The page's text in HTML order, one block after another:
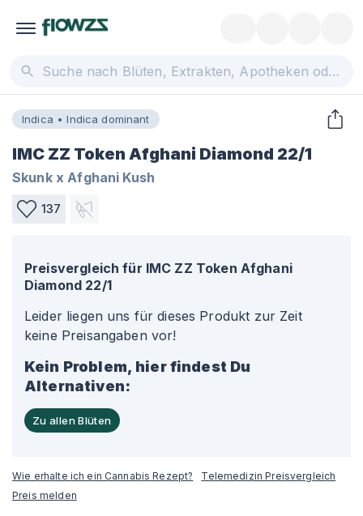
Indica • Indica dominant
IMC ZZ Token Afghani Diamond 22/1
Skunk x Afghani Kush
137
Preisvergleich für IMC ZZ Token Afghani
Diamond 22/1
Leider liegen uns für dieses Produkt zur Zeit
keine Preisangaben vor!
Kein Problem, hier findest Du
Alternativen:
Zu allen Blüten
Wie erhalte ich ein Cannabis Rezept?
Telemedizin Preisvergleich
Preis melden